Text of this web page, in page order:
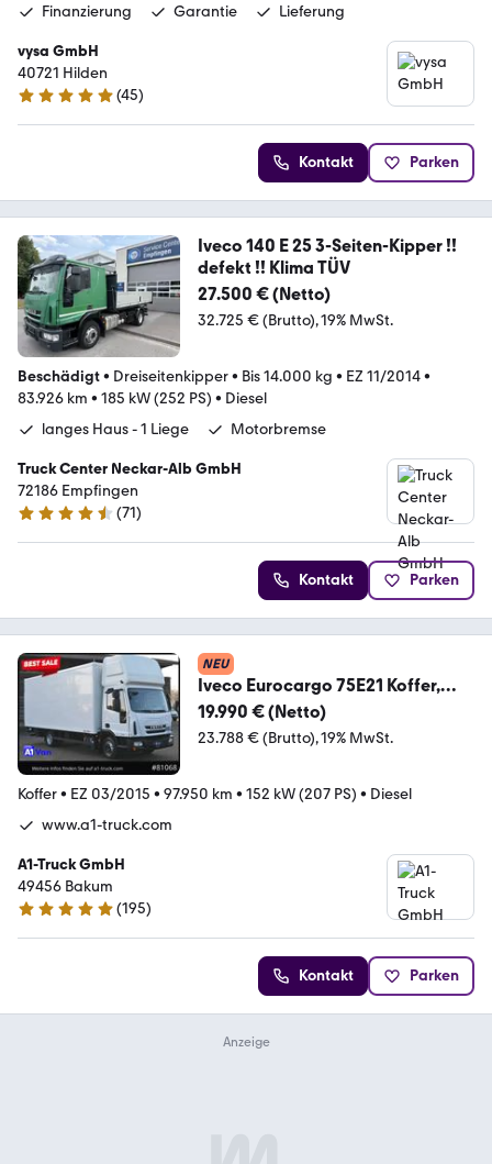
Finanzierung
Garantie Lieferung
vysa GmbH
40721 Hilden
4.9 Sterne
(45)
Kontakt Parken
Iveco 140 E 25 3-Seiten-Kipper !!
defekt !! Klima TÜV
27.500 € (Netto)
32.725 € (Brutto) 19% MwSt.
Beschädigt• Dreiseitenkipper• Bis 14.000 kg • EZ 11/2014•
83.926 km • 185 kW (252 PS) • Diesel
langes Haus - 1 Liege
Motorbremse
Truck Center Neckar-Alb GmbH
72186 Empfingen
4.7 Sterne
(71)
Kontakt Parken
NEU
Iveco Eurocargo 75E21 Koffer,
Topsleeper, Luftfederung
19.990 € (Netto)
23.788 € (Brutto) 19% MwSt.
Koffer• EZ 03/2015 • 97.950 km • 152 kW (207 PS) • Diesel
www.a1-truck.com
A1-Truck GmbH
49456 Bakum
4.8 Sterne
(195)
Kontakt Parken